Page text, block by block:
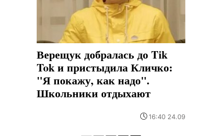
Верещук добралась до Tik
Tok и пристыдила Кличко:
"Я покажу, как надо".
Школьники отдыхают
16:40 24.09